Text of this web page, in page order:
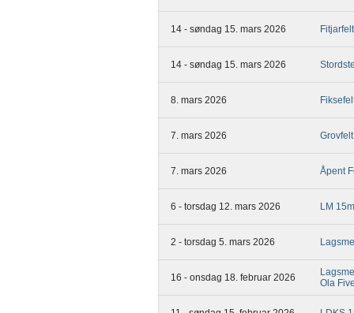
14 - søndag 15. mars 2026
14 - søndag 15. mars 2026
8. mars 2026
7. mars 2026
7. mars 2026 Åpent
6 - torsdag 12. mars 2026 LM 15m
2 - torsdag 5. mars 2026
16 - onsdag 18. februar 2026
Ola